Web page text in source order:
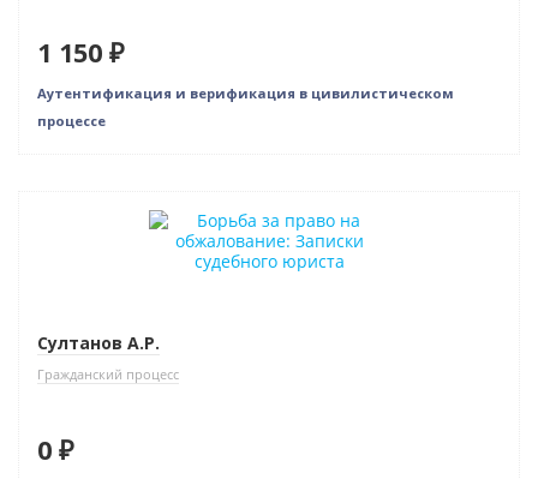
1 150 ₽
Аутентификация и верификация в цивилистическом
процессе
Султанов А.Р.
Гражданский процесс
0 ₽